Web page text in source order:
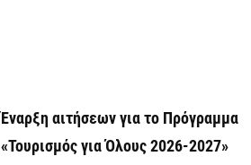
Έναρξη αιτήσεων για το Πρόγραμμα
«Τουρισμός για Όλους 2026-2027»